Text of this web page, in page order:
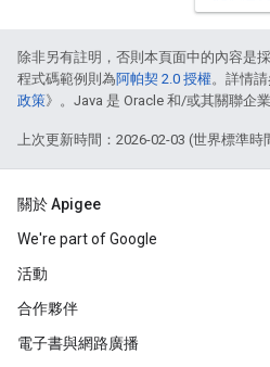
除非另有註明，否則本頁面中的內容是
程式碼範例則為阿帕契 2.0 授權。詳情
政策》。Java 是 Oracle 和/或其關聯企
上次更新時間：2026-02-03 (世界標準時
關於 Apigee
We're part of Google
活動
合作夥伴
電子書與網路廣播